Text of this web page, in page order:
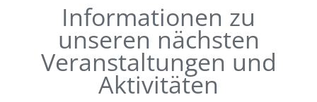
Informationen zu
unseren nächsten
Veranstaltungen und
Aktivitäten